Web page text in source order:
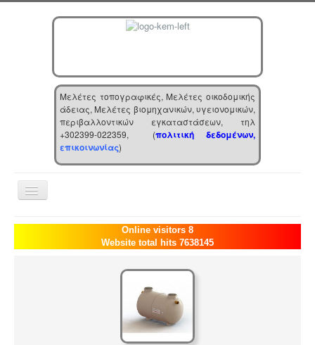
Μελέτες τοπογραφικές, Μελέτες οικοδομικής
άδειας, Μελέτες βιομηχανικών, υγειονομικών,
περιβαλλοντικών εγκαταστάσεων, τηλ
+302399-022359, (πολιτική δεδομένων,
επικοινωνίας)
Toggle
Navigation
Αρχική
Επιχείρηση
Online visitors 8
Website total hits 7638145